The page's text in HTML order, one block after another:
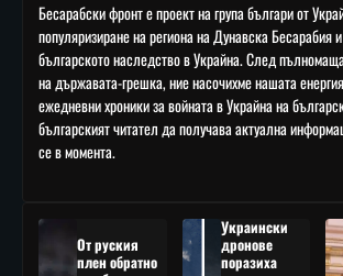
Бесарабски фронт е проект на група българи от
популяризиране на региона на Дунавска Бесарабия
българското наследство в Украйна. След
на държавата-грешка, ние насочихме нашата
ежедневни хроники за войната в Украйна на
българският читател да получава актуална
се в момента.
От руския
плен обратно
Украински
дронове
поразиха